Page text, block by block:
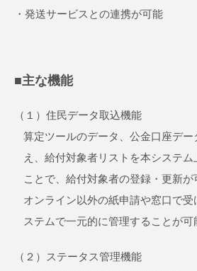
・発送サービスとの連携が可能
■主な機能
（１）住民データ取込機能
算定ツールのデータ、公金口座デ
え、給付対象者リストを本システ
ことで、給付対象者の登録・更新
オンライン以外の紙申請や窓口で
ステムで一元的に管理することが可
（２）ステータス管理機能